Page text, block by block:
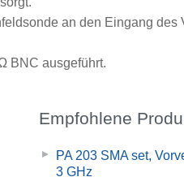
an den Eingang des
BNC ausgeführt.
Empfohlene
PA 203 SMA set,
3 GHz